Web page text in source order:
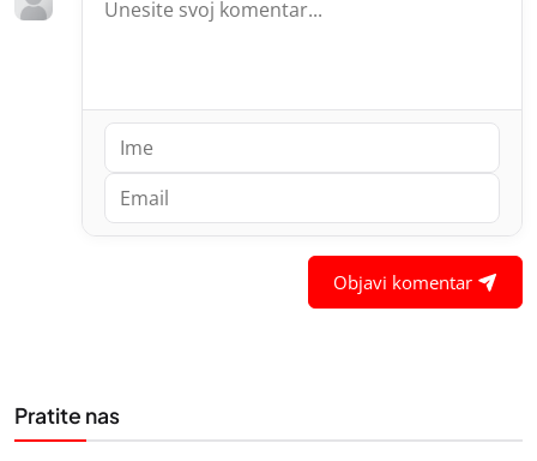
Objavi komentar
Pratite nas